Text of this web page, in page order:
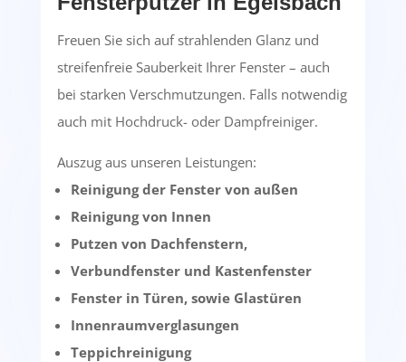
Freuen Sie sich auf strahlenden Glanz und
streifenfreie Sauberkeit Ihrer Fenster – auch
bei starken Verschmutzungen. Falls notwendig
auch mit Hochdruck- oder Dampfreiniger.
Auszug aus unseren Leistungen:
Reinigung der Fenster von außen
Reinigung von Innen
Putzen von Dachfenstern,
Verbundfenster und Kastenfenster
Fenster in Türen, sowie Glastüren
Innenraumverglasungen
Teppichreinigung